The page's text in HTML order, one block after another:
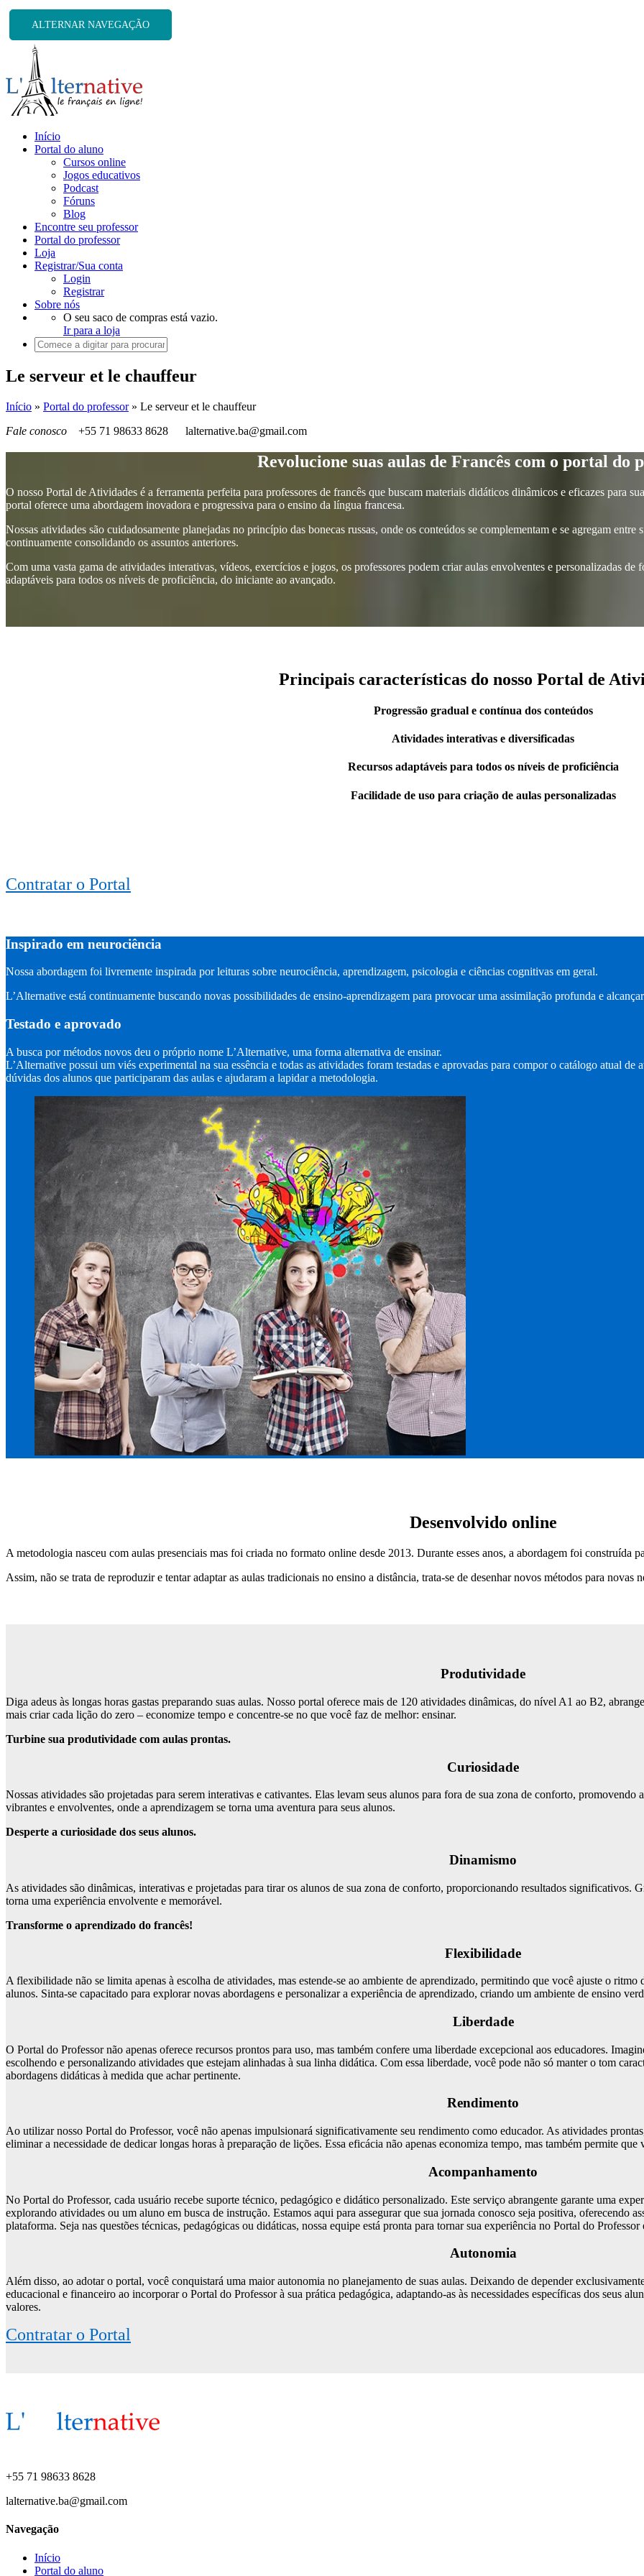
ALTERNAR NAVEGAÇÃO
Início
Portal do aluno
Cursos online
Jogos educativos
Podcast
Fóruns
Blog
Encontre seu professor
Portal do professor
Loja
Registrar/Sua conta
Login
Registrar
Sobre nós
O seu saco de compras está vazio.
Ir para a loja
Le serveur et le chauffeur
Início » Portal do professor» Le serveur et le chauffeur
Fale conosco
+55 71 98633 8628 lalternative.ba@gmail.com
Revolucione suas aulas de Francês com o portal do
O nosso Portal de Atividades é a ferramenta perfeita para professores de francês que buscam materiais didáticos dinâmicos e eficazes para
portal oferece uma abordagem inovadora e progressiva para o ensino da língua francesa.
Nossas atividades são cuidadosamente planejadas no princípio das bonecas russas, onde os conteúdos se complementam e se agregam
continuamente consolidando os assuntos anteriores.
Com uma vasta gama de atividades interativas, vídeos, exercícios e jogos, os professores podem criar aulas envolventes e personalizadas
adaptáveis para todos os níveis de proficiência, do iniciante ao avançado.
Principais características do nosso Portal de
Progressão gradual e contínua dos conteúdos
Atividades interativas e diversificadas
Recursos adaptáveis para todos os níveis de proficiência
Facilidade de uso para criação de aulas personalizadas
Contratar o Portal
Inspirado em neurociência
Nossa abordagem foi livremente inspirada por leituras sobre neurociência, aprendizagem, psicologia e ciências cognitivas em geral.
L’Alternative está continuamente buscando novas possibilidades de ensino-aprendizagem para provocar uma assimilação profunda e
Testado e aprovado
A busca por métodos novos deu o próprio nome L’Alternative, uma forma alternativa de ensinar.
L’Alternative possui um viés experimental na sua essência e todas as atividades foram testadas e aprovadas para compor o catálogo atual
dúvidas dos alunos que participaram das aulas e ajudaram a lapidar a metodologia.
Desenvolvido online
A metodologia nasceu com aulas presenciais mas foi criada no formato online desde 2013. Durante esses anos, a abordagem foi construída
Assim, não se trata de reproduzir e tentar adaptar as aulas tradicionais no ensino a distância, trata-se de desenhar novos métodos para novas
Produtividade
Diga adeus às longas horas gastas preparando suas aulas. Nosso portal oferece mais de 120 atividades dinâmicas, do nível A1 ao B2,
mais criar cada lição do zero – economize tempo e concentre-se no que você faz de melhor: ensinar.
Turbine sua produtividade com aulas prontas.
Curiosidade
Nossas atividades são projetadas para serem interativas e cativantes. Elas levam seus alunos para fora de sua zona de conforto, promovendo
vibrantes e envolventes, onde a aprendizagem se torna uma aventura para seus alunos.
Desperte a curiosidade dos seus alunos.
Dinamismo
As atividades são dinâmicas, interativas e projetadas para tirar os alunos de sua zona de conforto, proporcionando resultados significativos.
torna uma experiência envolvente e memorável.
Transforme o aprendizado do francês!
Flexibilidade
A flexibilidade não se limita apenas à escolha de atividades, mas estende-se ao ambiente de aprendizado, permitindo que você ajuste o ritmo
alunos. Sinta-se capacitado para explorar novas abordagens e personalizar a experiência de aprendizado, criando um ambiente de ensino
Liberdade
O Portal do Professor não apenas oferece recursos prontos para uso, mas também confere uma liberdade excepcional aos educadores.
escolhendo e personalizando atividades que estejam alinhadas à sua linha didática. Com essa liberdade, você pode não só manter o tom
abordagens didáticas à medida que achar pertinente.
Rendimento
Ao utilizar nosso Portal do Professor, você não apenas impulsionará significativamente seu rendimento como educador. As atividades
eliminar a necessidade de dedicar longas horas à preparação de lições. Essa eficácia não apenas economiza tempo, mas também permite
Acompanhamento
No Portal do Professor, cada usuário recebe suporte técnico, pedagógico e didático personalizado. Este serviço abrangente garante uma
explorando atividades ou um aluno em busca de instrução. Estamos aqui para assegurar que sua jornada conosco seja positiva, oferecendo
plataforma. Seja nas questões técnicas, pedagógicas ou didáticas, nossa equipe está pronta para tornar sua experiência no Portal do
Autonomia
Além disso, ao adotar o portal, você conquistará uma maior autonomia no planejamento de suas aulas. Deixando de depender
educacional e financeiro ao incorporar o Portal do Professor à sua prática pedagógica, adaptando-as às necessidades específicas dos seus
valores.
Contratar o Portal
+55 71 98633 8628
lalternative.ba@gmail.com
Navegação
Início
Portal do aluno